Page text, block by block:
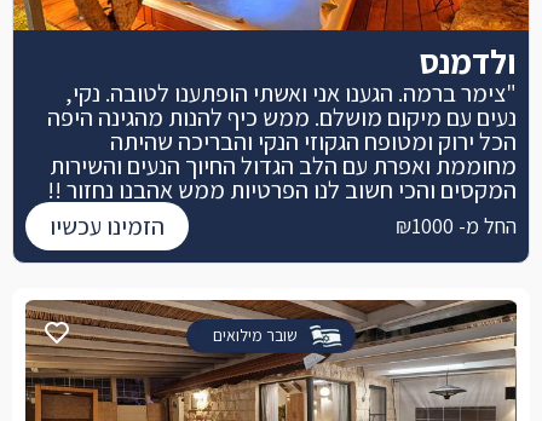
שובר מילואים
ולדמנס
"צימר ברמה. הגענו אני ואשתי הופתענו לטובה. נקי,
נעים עם מיקום מושלם. ממש כיף להנות מהגינה היפה
הכל ירוק ומטופח הגקוזי הנקי והבריכה שהיתה
מחוממת ואפרת עם הלב הגדול החיוך הנעים והשירות
המקסים והכי חשוב לנו הפרטיות ממש אהבנו נחזור !!
החל מ- ₪1000 הזמינו עכשיו